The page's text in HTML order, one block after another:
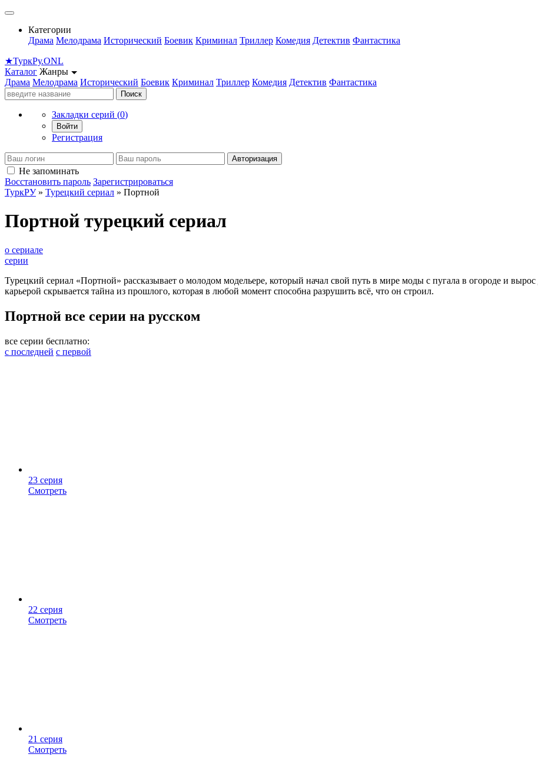
Категории
Драма Мелодрама Исторический Боевик Криминал Триллер Комедия Детектив Фантастика
★ТуркРу.ONL
Каталог Жанры
Драма Мелодрама Исторический Боевик Криминал Триллер Комедия Детектив Фантастика
Поиск
Закладки серий (0)
Войти
Регистрация
Авторизация
Не запоминать
Восстановить пароль Зарегистрироваться
ТуркРУ» Турецкий сериал » Портной
Портной турецкий сериал
о сериале
серии
Турецкий сериал «Портной» рассказывает о молодом модельере, который начал свой путь в мире моды с пугала в огороде и
карьерой скрывается тайна из прошлого, которая в любой момент способна разрушить всё, что он строил.
Портной все серии на русском
все серии бесплатно:
с последней с первой
23 серия
Смотреть
22 серия
Смотреть
21 серия
Смотреть